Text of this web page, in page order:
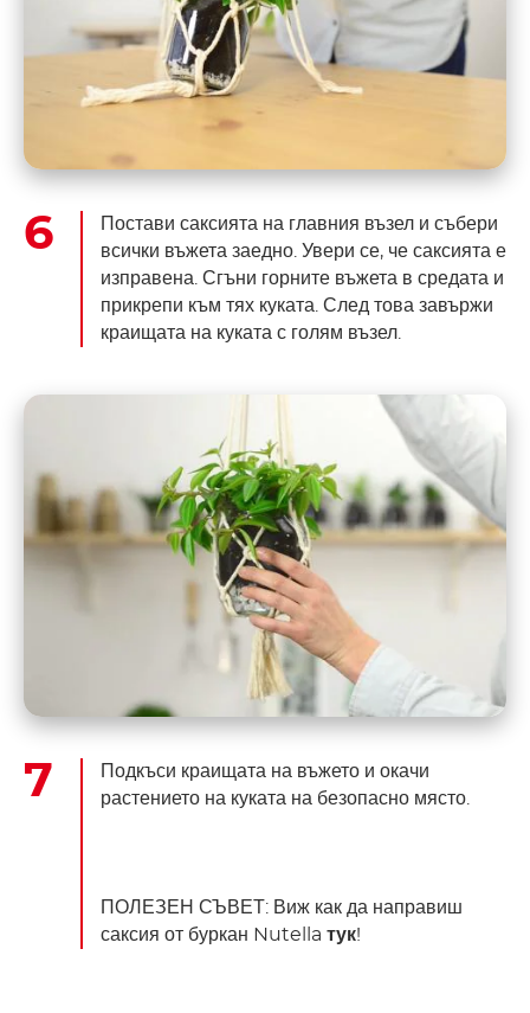
Постави саксията на главния възел и събери
всички въжета заедно. Увери се, че саксията е
изправена. Сгъни горните въжета в средата и
прикрепи към тях куката. След това завържи
краищата на куката с голям възел.
Подкъси краищата на въжето и окачи
растението на куката на безопасно място.
ПОЛЕЗЕН СЪВЕТ: Виж как да направиш
саксия от буркан Nutella тук!